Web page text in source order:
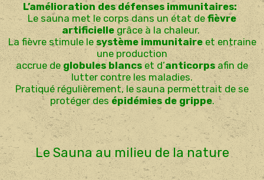
L’amélioration des défenses immunitaires:
Le sauna met le corps dans un état defièvre
artificielle grâce à la chaleur.
La fièvre stimule le système immunitaireet entraine
une production
accrue deglobules blancset d’anticorps afin de
lutter contre les maladies.
Pratiqué régulièrement, le sauna permettrait de se
protéger des épidémies de grippe.
Le Sauna au milieu de la nature